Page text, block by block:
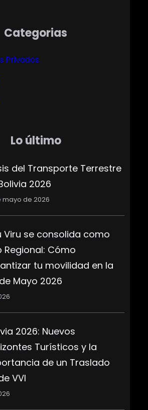
Categorias
Privados
Lo último
del Transporte Terrestre
2026
mayo de 2026
Viru se consolida como
Regional: Cómo
tu movilidad en la
Mayo 2026
2026: Nuevos
Turísticos y la
de un Traslado
VVI